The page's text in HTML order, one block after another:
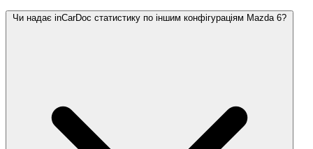
Чи надає inCarDoc статистику по іншим конфігураціям Mazda 6?